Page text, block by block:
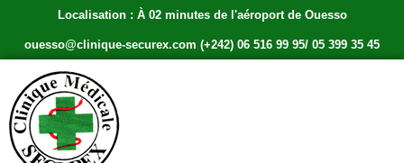
Localisation : À 02 minutes de l'aéroport de Ouesso
ouesso@clinique-securex.com (+242) 06 516 99 95/ 05 399 35 45